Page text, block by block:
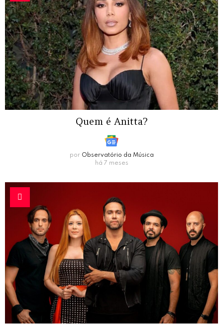
Quem é Anitta?
por Observatório da Música
há 7 meses